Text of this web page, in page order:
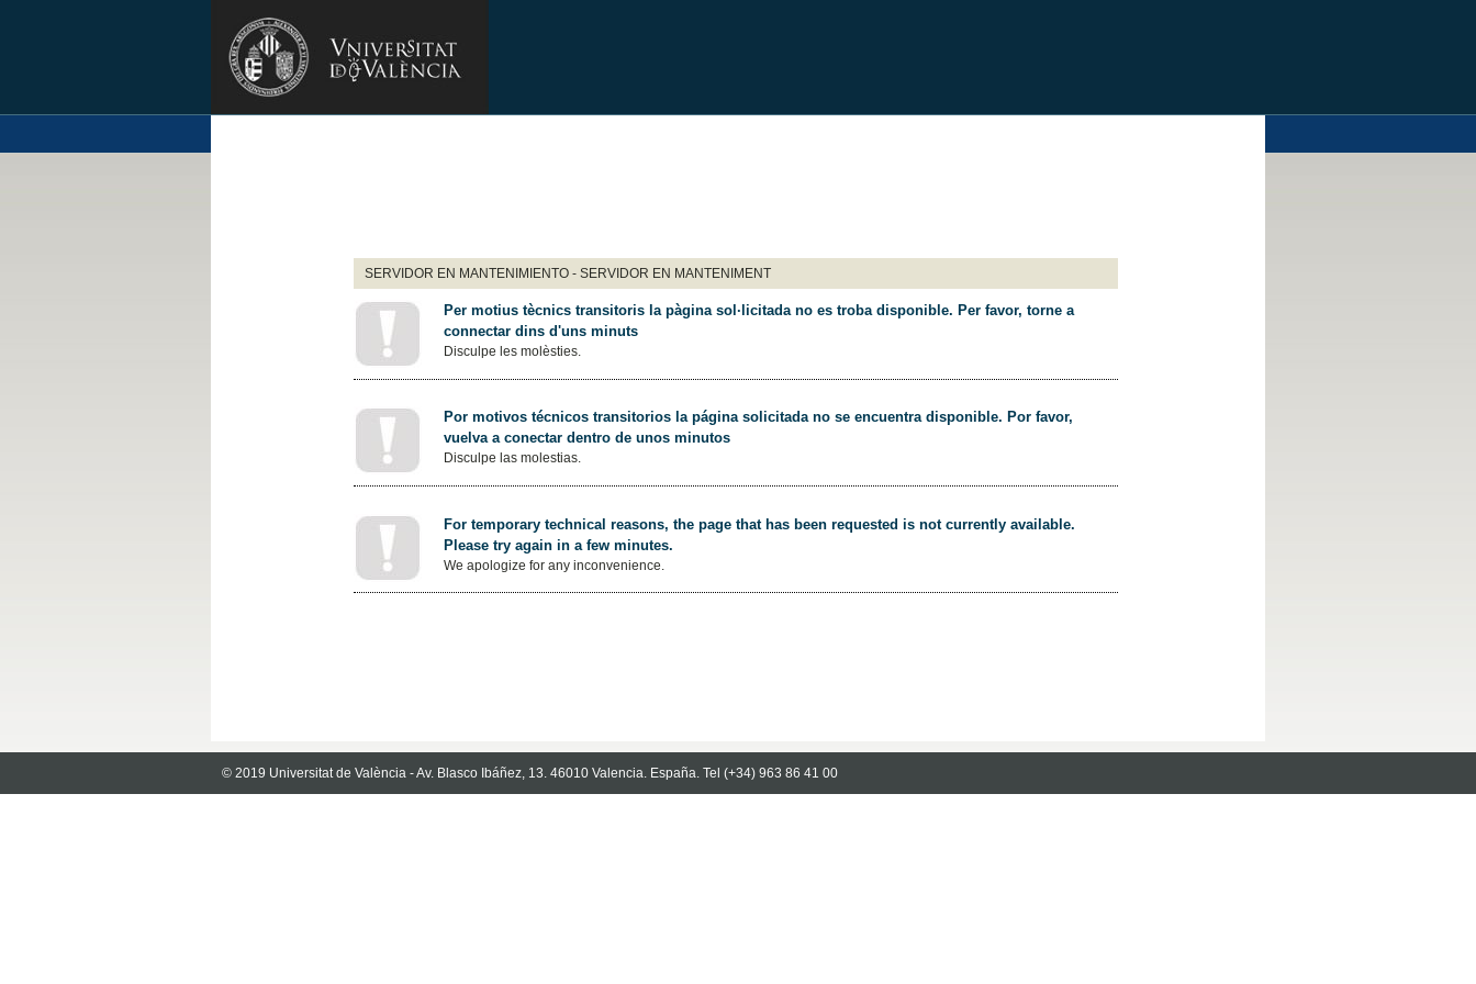
SERVIDOR EN MANTENIMIENTO - SERVIDOR EN MANTENIMENT
Per motius tècnics transitoris la pàgina sol·licitada no es troba disponible. Per favor, torne a
connectar dins d'uns minuts
Disculpe les molèsties.
Por motivos técnicos transitorios la página solicitada no se encuentra disponible. Por favor,
vuelva a conectar dentro de unos minutos
Disculpe las molestias.
For temporary technical reasons, the page that has been requested is not currently available.
Please try again in a few minutes.
We apologize for any inconvenience.
© 2019 Universitat de València - Av. Blasco Ibáñez, 13. 46010 Valencia. España. Tel (+34) 963 86 41 00